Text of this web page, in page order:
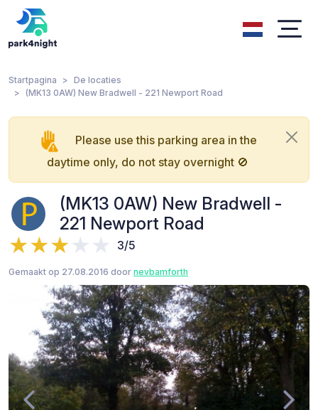
Startpagina
De locaties
(MK13 0AW) New Bradwell - 221 Newport Road
Please use this parking area in the
daytime only, do not stay overnight 🚫
(MK13 0AW) New Bradwell -
221 Newport Road
3/5
Gemaakt op 27.08.2016 door nevbamforth